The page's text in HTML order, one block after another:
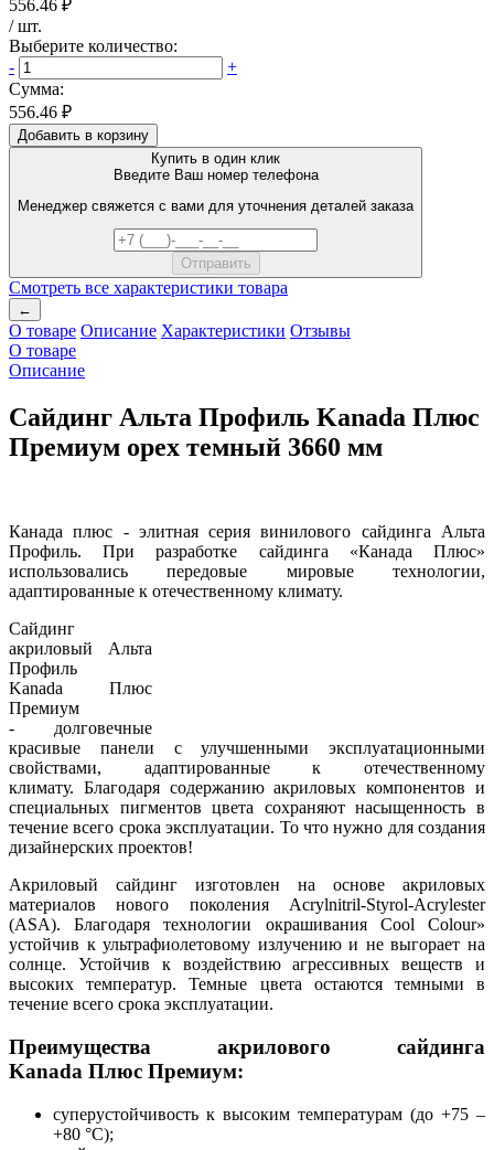
556.46 ₽
/шт.
Выберите количество:
-
+
Сумма:
556.46 ₽
Добавить в корзину
Купить в один клик
Введите Ваш номер телефона
Менеджер свяжется с вами для уточнения деталей заказа
Смотреть все характеристики товара
←
О товаре Описание Характеристики Отзывы
О товаре
Описание
Сайдинг Альта Профиль Kanada Плюс
Премиум орех темный 3660 мм
Канада плюс - элитная серия винилового сайдинга Альта
Профиль. При разработке сайдинга «Канада Плюс»
использовались передовые мировые технологии,
адаптированные к отечественному климату.
Сайдинг
акриловый Альта
Профиль
Kanada Плюс
Премиум
- долговечные
красивые панели с улучшенными эксплуатационными
свойствами, адаптированные к отечественному
климату. Благодаря содержанию акриловых компонентов и
специальных пигментов цвета сохраняют насыщенность в
течение всего срока эксплуатации. То что нужно для создания
дизайнерских проектов!
Акриловый сайдинг изготовлен на основе акриловых
материалов нового поколения Acrylnitril-Styrol-Acrylester
(ASA). Благодаря технологии окрашивания Cool Colour»
устойчив к ультрафиолетовому излучению и не выгорает на
солнце. Устойчив к воздействию агрессивных веществ и
высоких температур. Темные цвета остаются темными в
течение всего срока эксплуатации.
Преимущества акрилового сайдинга
Kanada Плюс Премиум:
суперустойчивость к высоким температурам (до +75 –
+80 °С);